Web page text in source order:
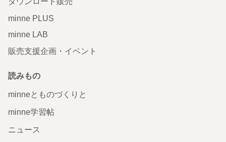
minne PLUS
minne LAB
販売支援企画・イベント
読みもの
minneとものづくりと
minne学習帖
ニュース